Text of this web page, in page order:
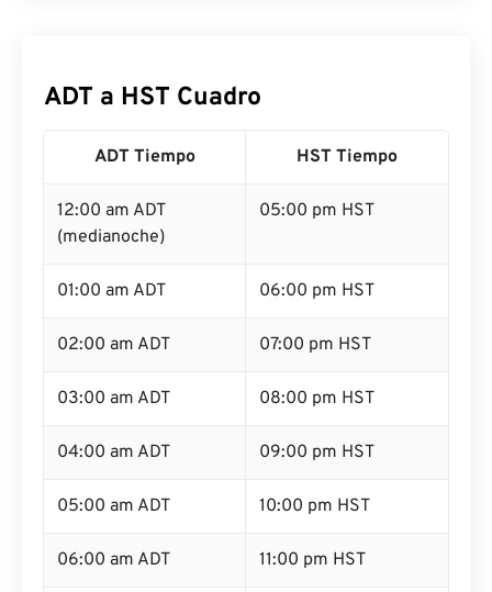
ADT a HST Cuadro
ADT Tiempo HST Tiempo
12:00 am ADT
(medianoche)
05:00 pm HST
01:00 am ADT 06:00 pm HST
02:00 am ADT 07:00 pm HST
03:00 am ADT 08:00 pm HST
04:00 am ADT 09:00 pm HST
05:00 am ADT 10:00 pm HST
06:00 am ADT 11:00 pm HST